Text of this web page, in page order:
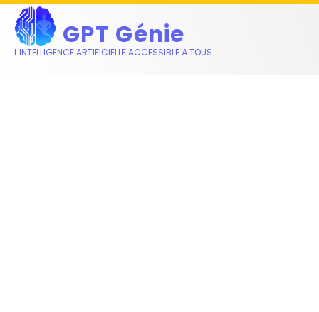
GPT Génie
L'INTELLIGENCE ARTIFICIELLE ACCESSIBLE À TOUS